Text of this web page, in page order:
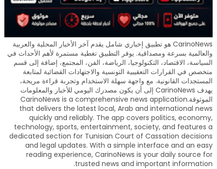
CarinoNews هو تطبيق إخباري شامل يقدم آخر الأخبار المحلية والعربية
والعالمية بسرعة ومصداقية. يوفر التطبيق تغطية مستمرة لأهم الأحداث في
السياسة، الاقتصاد، التكنولوجيا، الرياضة، الفن، المجتمع، إضافة إلى قسم
متخصص في القرارات التعقيبية التونسية والاجتهادات القضائية لمتابعة
المستجدات القانونية. مع واجهة سهلة الاستخدام وتجربة قراءة مريحة،
يهدف CarinoNews إلى أن يكون مصدرك اليومي للأخبار والمعلومات
الموثوقة.CarinoNews is a comprehensive news application
that delivers the latest local, Arab and international news
quickly and reliably. The app covers politics, economy,
technology, sports, entertainment, society, and features a
dedicated section for Tunisian Court of Cassation decisions
and legal updates. With a simple interface and an easy
reading experience, CarinoNews is your daily source for
trusted news and important information.